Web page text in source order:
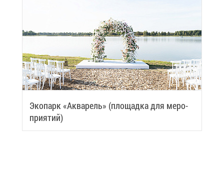
Эко­парк «Ак­ва­рель» (пло­щад­ка для ме­ро­
при­я­тий)